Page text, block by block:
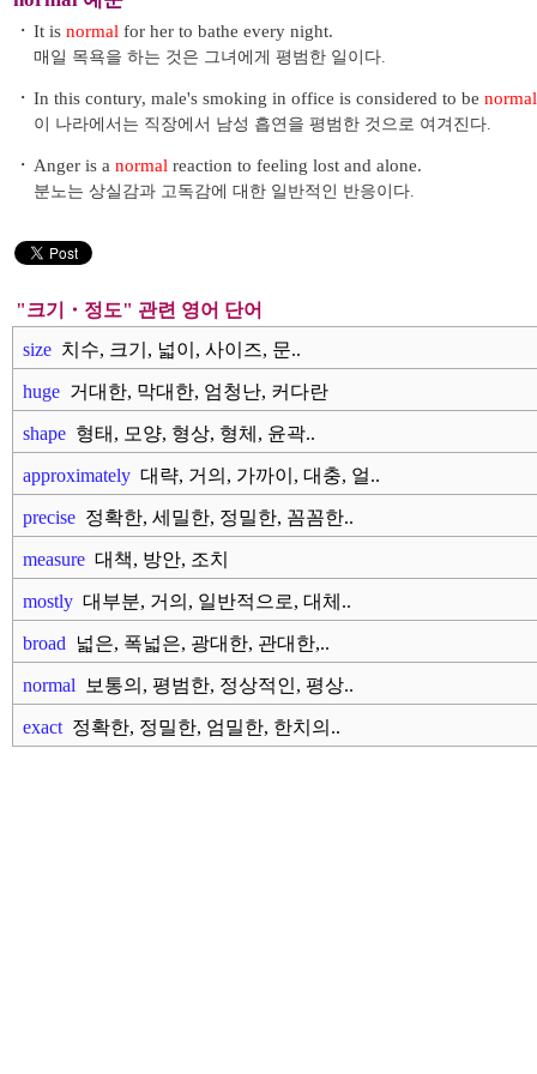
・ It is normal for her to bathe every night.
매일 목욕을 하는 것은 그녀에게 평범한 일이다.
・ In this contury, male's smoking in office is considered to be normal
이 나라에서는 직장에서 남성 흡연을 평범한 것으로 여겨진다.
・ Anger is a normal reaction to feeling lost and alone.
분노는 상실감과 고독감에 대한 일반적인 반응이다.
"크기・정도" 관련 영어 단어
size 치수, 크기, 넓이, 사이즈, 문..
huge 거대한, 막대한, 엄청난, 커다란
shape 형태, 모양, 형상, 형체, 윤곽..
approximately 대략, 거의, 가까이, 대충, 얼..
precise 정확한, 세밀한, 정밀한, 꼼꼼한..
measure 대책, 방안, 조치
mostly 대부분, 거의, 일반적으로, 대체..
broad 넓은, 폭넓은, 광대한, 관대한,..
normal 보통의, 평범한, 정상적인, 평상..
exact 정확한, 정밀한, 엄밀한, 한치의..